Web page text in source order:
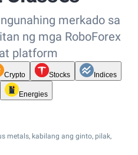
merkado sa
ng mga RoboForex
platform
Crypto Stocks Indices
Energies
metals, kabilang ang ginto, pilak,